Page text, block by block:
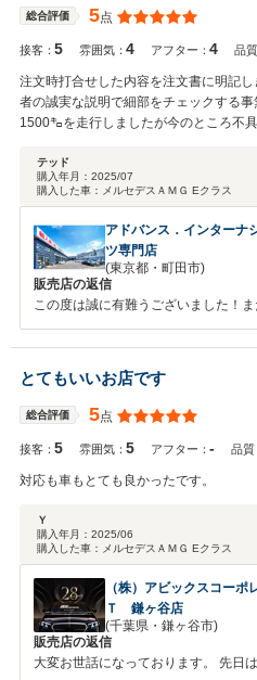
付き合いを宜しくお願い致します。担
総合評価 5点
接客：5 雰囲気：4 アフター：4 品
注文時打合せした内容を注文書に明記
者の誠実な説明で細部をチェックする
1500㌔を走行しましたが今のところ不
テッド
購入年月： 2025/07
購入した車：
メルセデスＡＭＧ Eクラス
アドバンス．インター
ツ専門店
(東京都・町田市)
販売店の返信
この度は誠に有難うございました！
さり大変嬉しく思います。 ご満足頂
限りのサポートを致しますので引き
とてもいいお店です
総合評価 5点
接客：5 雰囲気：5 アフター：- 品質
対応も車もとても良かったです。
Ｙ
購入年月： 2025/06
購入した車：
メルセデスＡＭＧ Eクラス
（株）アビックスコー
Ｔ 鎌ヶ谷店
(千葉県・鎌ヶ谷市)
販売店の返信
大変お世話になっております。 先日